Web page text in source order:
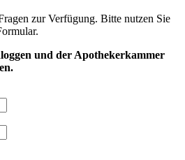
zur Verfügung. Bitte nutzen Sie
und der Apothekerkammer